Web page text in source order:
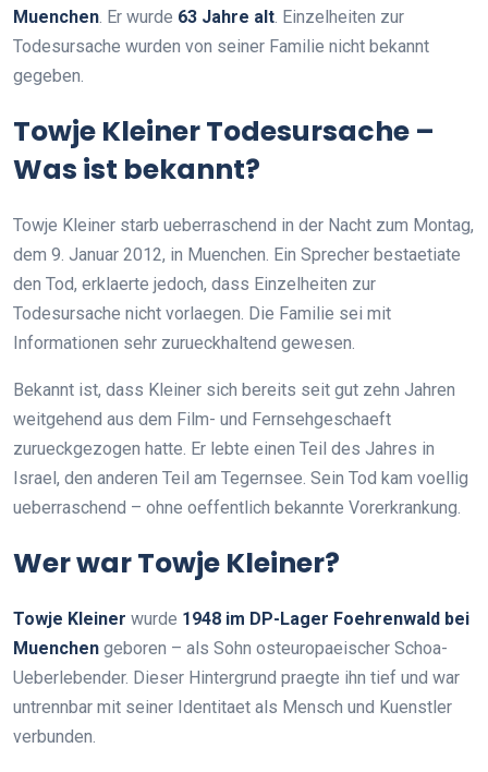
Muenchen. Er wurde 63 Jahre alt. Einzelheiten zur
Todesursache wurden von seiner Familie nicht bekannt
gegeben.
Towje Kleiner Todesursache –
Was ist bekannt?
Towje Kleiner starb ueberraschend in der Nacht zum Montag,
dem 9. Januar 2012, in Muenchen. Ein Sprecher bestaetiate
den Tod, erklaerte jedoch, dass Einzelheiten zur
Todesursache nicht vorlaegen. Die Familie sei mit
Informationen sehr zurueckhaltend gewesen.
Bekannt ist, dass Kleiner sich bereits seit gut zehn Jahren
weitgehend aus dem Film- und Fernsehgeschaeft
zurueckgezogen hatte. Er lebte einen Teil des Jahres in
Israel, den anderen Teil am Tegernsee. Sein Tod kam voellig
ueberraschend – ohne oeffentlich bekannte Vorerkrankung.
Wer war Towje Kleiner?
Towje Kleiner wurde 1948 im DP-Lager Foehrenwald bei
Muenchen geboren – als Sohn osteuropaeischer Schoa-
Ueberlebender. Dieser Hintergrund praegte ihn tief und war
untrennbar mit seiner Identitaet als Mensch und Kuenstler
verbunden.